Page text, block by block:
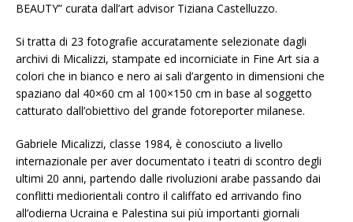
BEAUTY” curata dall’art advisor Tiziana Castelluzzo.
Si tratta di 23 fotografie accuratamente selezionate dagli
archivi di Micalizzi, stampate ed incorniciate in Fine Art sia a
colori che in bianco e nero ai sali d’argento in dimensioni che
spaziano dal 40×60 cm al 100×150 cm in base al soggetto
catturato dall’obiettivo del grande fotoreporter milanese.
Gabriele Micalizzi, classe 1984, è conosciuto a livello
internazionale per aver documentato i teatri di scontro degli
ultimi 20 anni, partendo dalle rivoluzioni arabe passando dai
conflitti mediorientali contro il califfato ed arrivando fino
all’odierna Ucraina e Palestina sui più importanti giornali